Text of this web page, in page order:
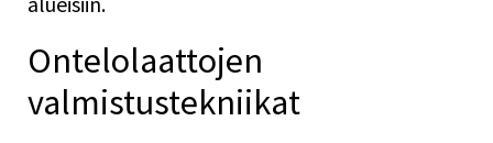
Ontelolaattojen
valmistustekniikat